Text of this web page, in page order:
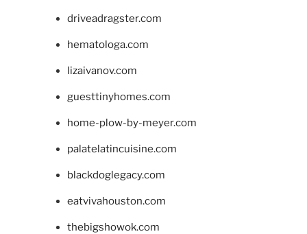
driveadragster.com
hematologa.com
lizaivanov.com
guesttinyhomes.com
home-plow-by-meyer.com
palatelatincuisine.com
blackdoglegacy.com
eatvivahouston.com
thebigshowok.com